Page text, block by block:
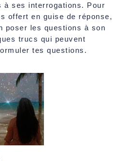
à ses interrogations. Pour
offert en guise de réponse,
poser les questions à son
trucs qui peuvent
tes questions.